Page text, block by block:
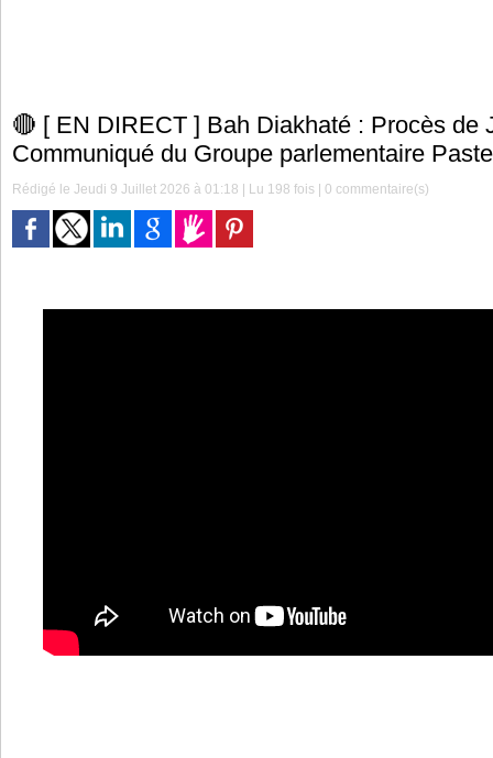
🔴 [ EN DIRECT ] Bah Diakhaté : Procès de
Communiqué du Groupe parlementaire
Rédigé le Jeudi 9 Juillet 2026 à 01:18 | Lu 198 fois |0 commentaire(s)